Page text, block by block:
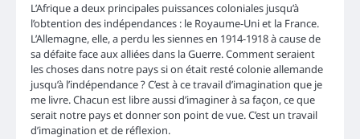
L’Afrique a deux principales puissances coloniales jusqu’à
l’obtention des indépendances : le Royaume-Uni et la France.
L’Allemagne, elle, a perdu les siennes en 1914-1918 à cause de
sa défaite face aux alliées dans la Guerre. Comment seraient
les choses dans notre pays si on était resté colonie allemande
jusqu’à l’indépendance ? C’est à ce travail d’imagination que je
me livre. Chacun est libre aussi d’imaginer à sa façon, ce que
serait notre pays et donner son point de vue. C’est un travail
d’imagination et de réflexion.